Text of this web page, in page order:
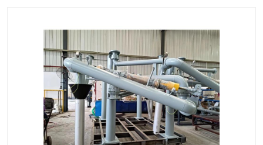
液氨装鹤管 潜油泵鹤管
流体装卸臂 输油臂
撬装鹤管 汽车鹤管
火车鹤管